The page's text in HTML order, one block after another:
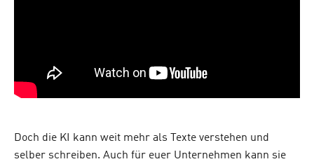
Doch die KI kann weit mehr als Texte verstehen und
selber schreiben. Auch für euer Unternehmen kann sie